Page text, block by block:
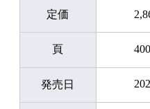
定価
頁
発売日